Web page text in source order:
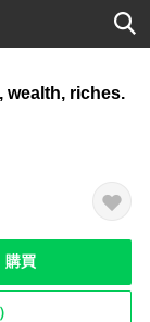
wealth, riches.
購買